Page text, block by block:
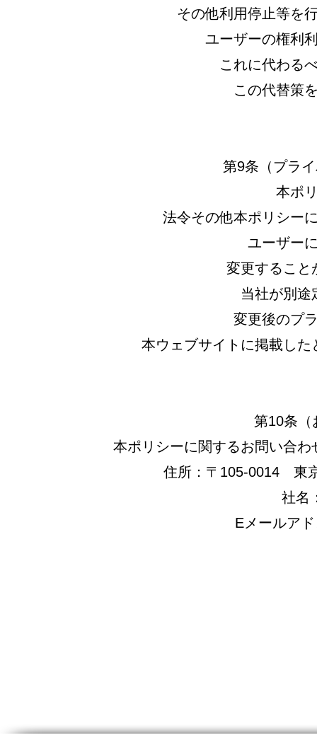
その他利用停止等を
ユーザーの権利
これに代わる
この代替策
第9条（プラ
本ポ
法令その他本ポリシー
ユーザー
変更すること
当社が別途
変更後のプ
本ウェブサイトに掲載し
第10条（
本ポリシーに関するお問い合
住所：〒105-0014 東
社名
Eメールア